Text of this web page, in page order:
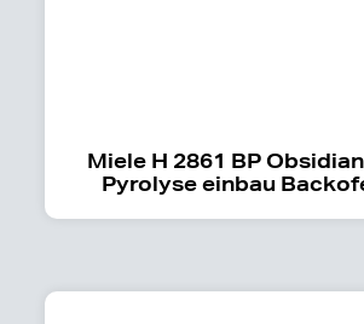
Miele H 2861 BP
Pyrolyse einbau